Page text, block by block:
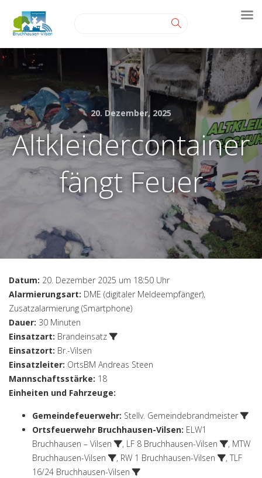
20. Dezember, 2025
Altkleidercontainer
fängt Feuer
Datum: 20. Dezember 2025 um 18:50 Uhr
Alarmierungsart: DME (digitaler Meldeempfänger),
Zusatzalarmierung (Smartphone)
Dauer: 30 Minuten
Einsatzart: Brandeinsatz
Einsatzort: Br.-Vilsen
Einsatzleiter: OrtsBM Andreas Steen
Mannschaftsstärke: 18
Einheiten und Fahrzeuge:
Gemeindefeuerwehr: Stellv. Gemeindebrandmeister
Ortsfeuerwehr Bruchhausen-Vilsen: ELW1
Bruchhausen – Vilsen
, LF 8 Bruchhausen-Vilsen , MTW
Bruchhausen-Vilsen
, RW 1 Bruchhausen-Vilsen , TLF
16/24 Bruchhausen-Vilsen